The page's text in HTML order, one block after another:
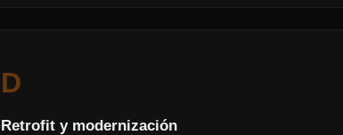
D
Retrofit y modernización